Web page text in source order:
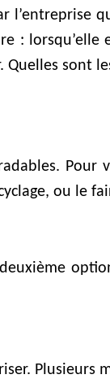
:
Quelles
ou le
Plusieurs